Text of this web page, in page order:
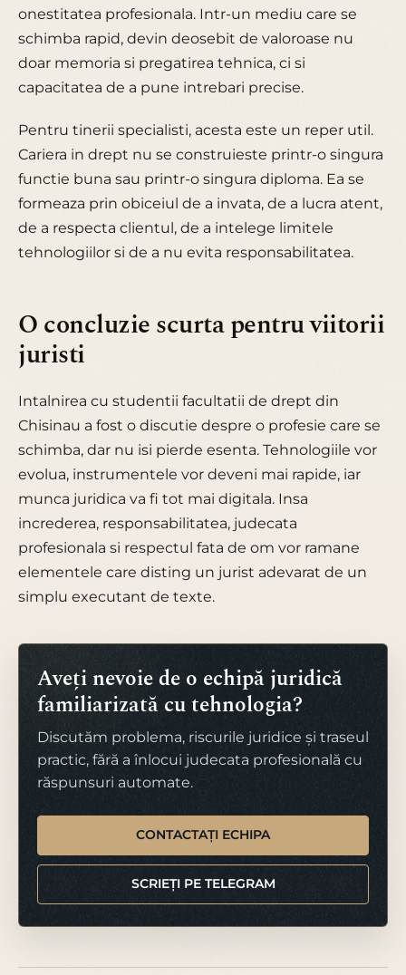
onestitatea profesionala. Intr-un mediu care se
schimba rapid, devin deosebit de valoroase nu
doar memoria si pregatirea tehnica, ci si
capacitatea de a pune intrebari precise.
Pentru tinerii specialisti, acesta este un reper util.
Cariera in drept nu se construieste printr-o singura
functie buna sau printr-o singura diploma. Ea se
formeaza prin obiceiul de a invata, de a lucra atent,
de a respecta clientul, de a intelege limitele
tehnologiilor si de a nu evita responsabilitatea.
O concluzie scurta pentru viitorii
juristi
Intalnirea cu studentii facultatii de drept din
Chisinau a fost o discutie despre o profesie care se
schimba, dar nu isi pierde esenta. Tehnologiile vor
evolua, instrumentele vor deveni mai rapide, iar
munca juridica va fi tot mai digitala. Insa
increderea, responsabilitatea, judecata
profesionala si respectul fata de om vor ramane
elementele care disting un jurist adevarat de un
simplu executant de texte.
Aveți nevoie de o echipă juridică
familiarizată cu tehnologia?
Discutăm problema, riscurile juridice și traseul
practic, fără a înlocui judecata profesională cu
răspunsuri automate.
CONTACTAȚI ECHIPA
SCRIEȚI PE TELEGRAM